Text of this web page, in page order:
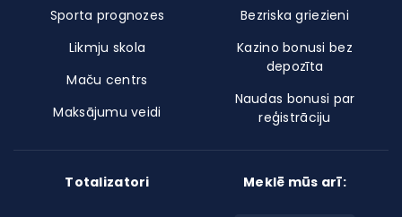
Sporta prognozes
Likmju skola
Maču centrs
Maksājumu veidi
Bezriska griezieni
Kazino bonusi bez
depozīta
Naudas bonusi par
reģistrāciju
Totalizatori Meklē mūs arī: